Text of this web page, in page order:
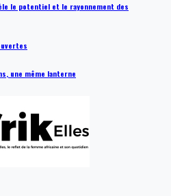
le potentiel et le rayonnement des
une même lanterne